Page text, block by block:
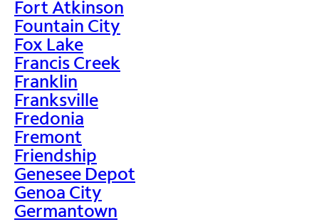
Fort Atkinson
Fountain City
Fox Lake
Francis Creek
Franklin
Franksville
Fredonia
Fremont
Friendship
Genesee Depot
Genoa City
Germantown